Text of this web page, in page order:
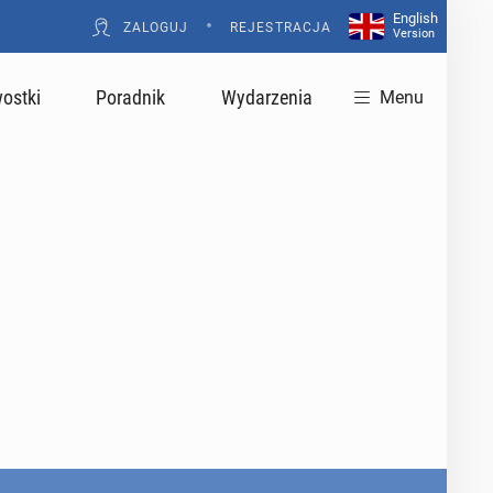
ZALOGUJ • REJESTRACJA
English
Version
Poradnik Wydarzenia Menu